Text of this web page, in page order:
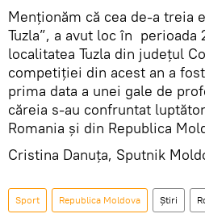
Menționăm că cea de-a treia
Tuzla”, a avut loc în perioada
localitatea Tuzla din județul
competiției din acest an a
prima data a unei gale de
căreia s-au confruntat
Romania și din Republica
Cristina Danuța, Sputnik
Sport Republica Moldova Știri